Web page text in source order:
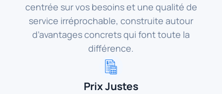
centrée sur vos besoins et une qualité de
service irréprochable, construite autour
d’avantages concrets qui font toute la
différence.
Prix Justes